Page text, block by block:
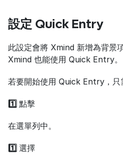
設定 Quick Entry
此設定會將 Xmind 新增為背景
Xmind 也能使用 Quick Entry。
若要開始使用 Quick Entry，只
1️⃣ 點擊
在選單列中。
1️⃣ 選擇